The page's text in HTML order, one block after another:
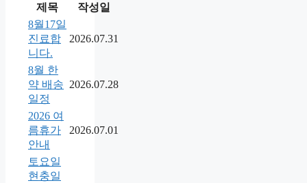
제목
작성일
8월17일
진료합
니다.
2026.07.31
8월 한
약 배송
일정
2026.07.28
2026 여
름휴가
안내
2026.07.01
토요일
현충일